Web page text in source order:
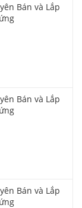
Bán và Lắp
Bán và Lắp
Bán và Lắp